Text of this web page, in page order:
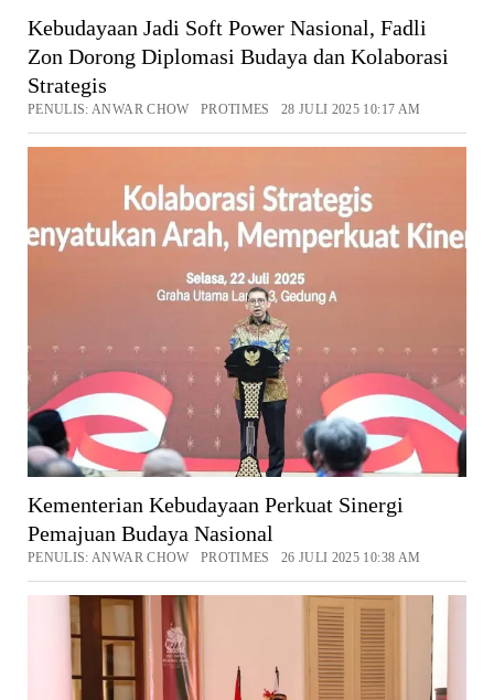
Kebudayaan Jadi Soft Power Nasional, Fadli
Zon Dorong Diplomasi Budaya dan Kolaborasi
Strategis
PENULIS: ANWAR CHOW PROTIMES 28 JULI 2025 10:17 AM
Kementerian Kebudayaan Perkuat Sinergi
Pemajuan Budaya Nasional
PENULIS: ANWAR CHOW PROTIMES 26 JULI 2025 10:38 AM